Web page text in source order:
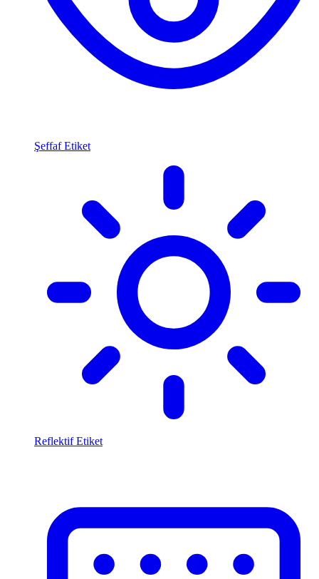
Şeffaf Etiket
Reflektif Etiket